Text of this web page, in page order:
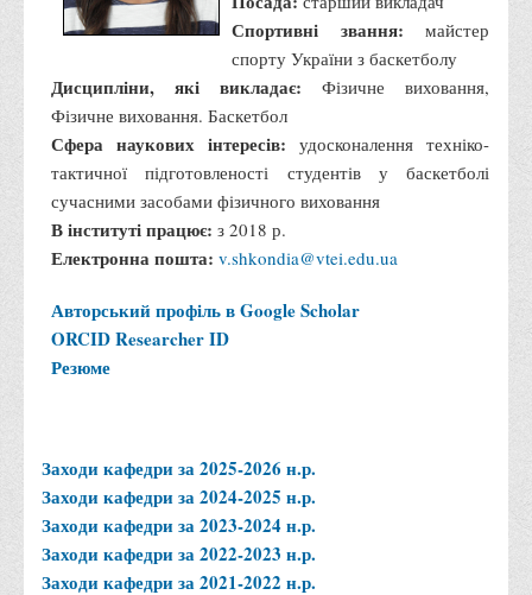
здобувачів вищої освіти
Положення "Про правила призначення академічних
стипендій"
Порядок розрахунків за договорами
Положення про порядок розрахунків за договорами про
навчання(підготовку) громадян України
Порядок надання освітніх платних послуг
Путівник першокурсника
Система управління навчанням
Розклади, графіки
Розклад дзвінків
Розклад занять і сесій
Спортивні звання: майстер
спорту України з баскетболу
Дисципліни, які викладає: Фізичне виховання,
Фізичне виховання. Баскетбол
Сфера наукових інтересів: удосконалення техніко-
тактичної підготовленості студентів у баскетболі
сучасними засобами фізичного виховання
В інституті працює: з 2018 р.
Електронна пошта: v.shkondia@vtei.edu.ua
Авторський профіль в Google Scholar
ORCIDResearcher ID
Резюме
Заходи кафедри за 2025-2026 н.р.
Заходи кафедри за 2024-2025 н.р.
Заходи кафедри за 2023-2024 н.р.
Заходи кафедри за 2022-2023 н.р.
Заходи кафедри за 2021-2022 н.р.